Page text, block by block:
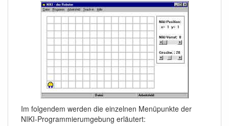
Im folgendem werden die einzelnen Menüpunkte der
NIKI-Programmierumgebung erläutert: